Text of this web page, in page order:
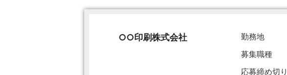
○○印刷株式会社
勤務地
募集職種
応募締め切り